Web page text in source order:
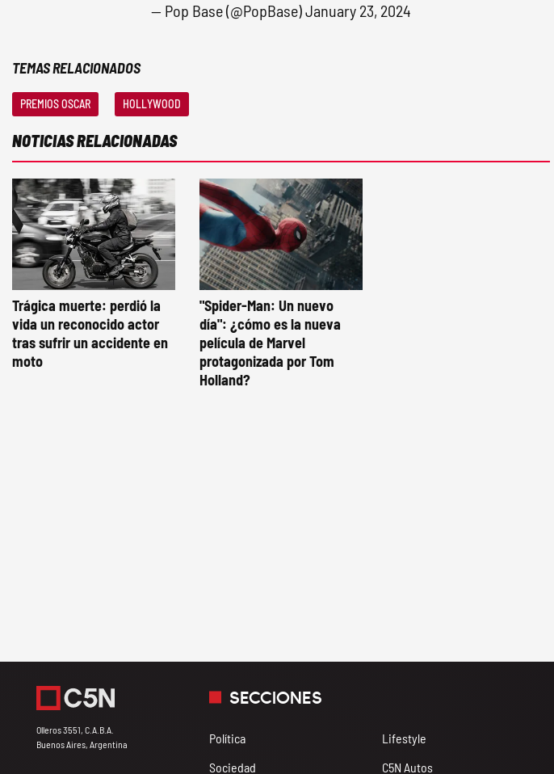
— Pop Base (@PopBase)January 23, 2024
TEMAS RELACIONADOS
PREMIOS OSCAR HOLLYWOOD
NOTICIAS RELACIONADAS
Trágica muerte: perdió la
vida un reconocido actor
tras sufrir un accidente en
moto
"Spider-Man: Un nuevo
día": ¿cómo es la nueva
película de Marvel
protagonizada por Tom
Holland?
Olleros 3551, C.A.B.A.
Buenos Aires, Argentina
SECCIONES
Política
Sociedad
Lifestyle
C5N Autos